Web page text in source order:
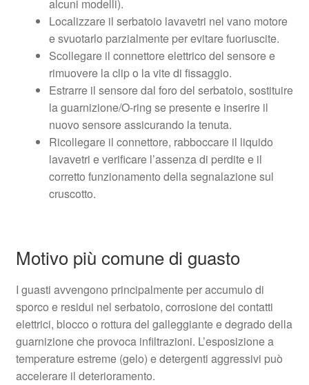
alcuni modelli).
Localizzare il serbatoio lavavetri nel vano motore
e svuotarlo parzialmente per evitare fuoriuscite.
Scollegare il connettore elettrico del sensore e
rimuovere la clip o la vite di fissaggio.
Estrarre il sensore dal foro del serbatoio, sostituire
la guarnizione/O-ring se presente e inserire il
nuovo sensore assicurando la tenuta.
Ricollegare il connettore, rabboccare il liquido
lavavetri e verificare l’assenza di perdite e il
corretto funzionamento della segnalazione sul
cruscotto.
Motivo più comune di guasto
I guasti avvengono principalmente per accumulo di
sporco e residui nel serbatoio, corrosione dei contatti
elettrici, blocco o rottura del galleggiante e degrado della
guarnizione che provoca infiltrazioni. L’esposizione a
temperature estreme (gelo) e detergenti aggressivi può
accelerare il deterioramento.